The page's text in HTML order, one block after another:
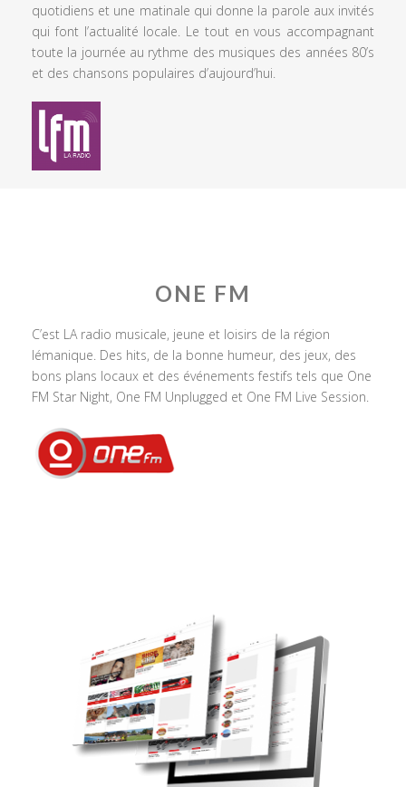
quotidiens et une matinale qui donne la parole aux invités
qui font l’actualité locale. Le tout en vous accompagnant
toute la journée au rythme des musiques des années 80’s
et des chansons populaires d’aujourd’hui.
ONE FM
C’est LA radio musicale, jeune et loisirs de la région
lémanique. Des hits, de la bonne humeur, des jeux, des
bons plans locaux et des événements festifs tels que One
FM Star Night, One FM Unplugged et One FM Live Session.